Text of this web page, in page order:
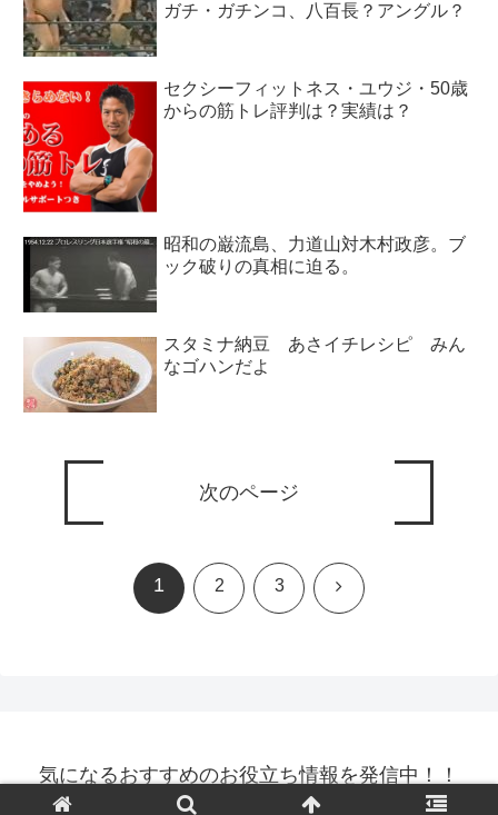
ガチ・ガチンコ、八百長？アングル？
セクシーフィットネス・ユウジ・50歳
からの筋トレ評判は？実績は？
昭和の巌流島、力道山対木村政彦。ブ
ック破りの真相に迫る。
スタミナ納豆 あさイチレシピ みん
なゴハンだよ
次のページ
1 2 3 次
気になるおすすめのお役立ち情報を発信中！！
© 2021 気になるおすすめのお役立ち情報を発信中！！.